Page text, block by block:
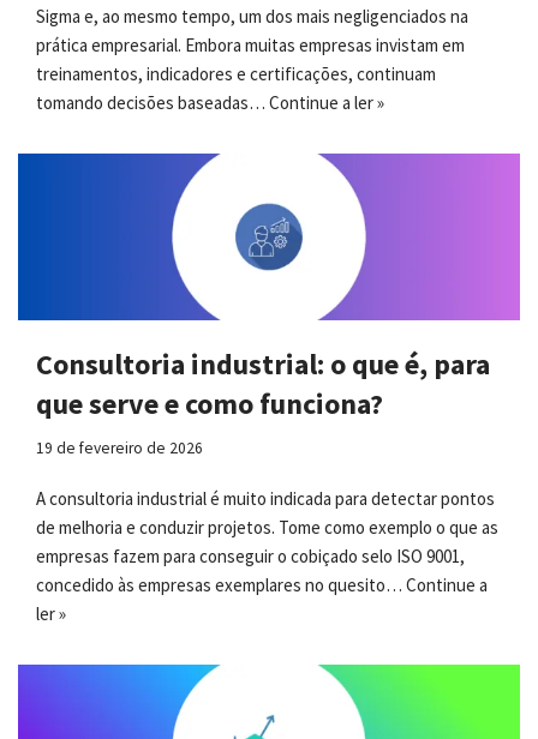
Sigma e, ao mesmo tempo, um dos mais negligenciados na
prática empresarial. Embora muitas empresas invistam em
treinamentos, indicadores e certificações, continuam
tomando decisões baseadas… Continue a ler »
Consultoria industrial: o que é, para
que serve e como funciona?
19 de fevereiro de 2026
A consultoria industrial é muito indicada para detectar pontos
de melhoria e conduzir projetos. Tome como exemplo o que as
empresas fazem para conseguir o cobiçado selo ISO 9001,
concedido às empresas exemplares no quesito… Continue a
ler »